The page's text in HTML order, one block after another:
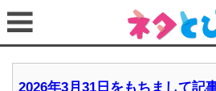
2026年3月31日をもちまして記